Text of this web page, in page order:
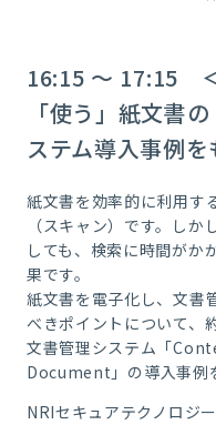
16:15 ～ 17:15
「使う」紙文書
ステム導入事例
紙文書を効率的に利用す
（スキャン）です。し
しても、検索に時間がか
果です。
紙文書を電子化し、文書
べきポイントについて、
文書管理システム「
Document」の導入事例
NRIセキュアテクノロジ